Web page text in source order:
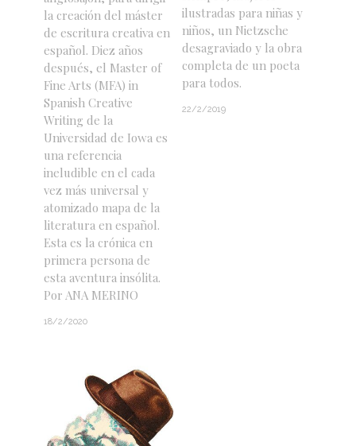
la creación del máster
de escritura creativa en
español. Diez años
después, el Master of
Fine Arts (MFA) in
Spanish Creative
Writing de la
Universidad de Iowa es
una referencia
ineludible en el cada
vez más universal y
atomizado mapa de la
literatura en español.
Esta es la crónica en
primera persona de
esta aventura insólita.
Por ANA MERINO
18/2/2020
ilustradas para niñas y
niños, un Nietzsche
desagraviado y la obra
completa de un poeta
para todos.
22/2/2019